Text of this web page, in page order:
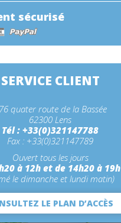
sécurisé
SERVICE CLIENT
quater route de la Bassée
62300 Lens
Tél : +33(0)321147788
Fax : +33(0)321147789
Ouvert tous les jours
à 12h et de 14h20 à 19h
le dimanche et lundi matin)
LE PLAN D’ACCÈS